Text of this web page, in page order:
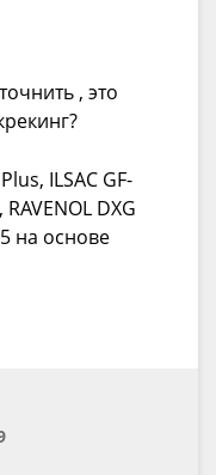
, это
ILSAC GF-
DXG
5 на основе